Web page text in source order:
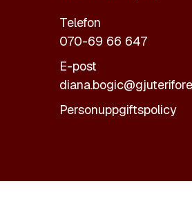
Telefon
070-69 66 647
E-post
Personuppgiftspolicy